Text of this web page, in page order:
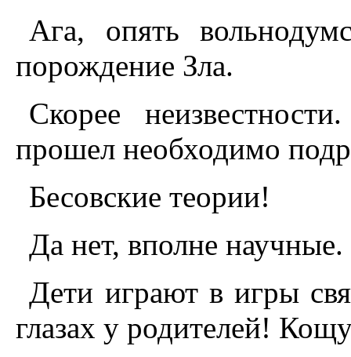
Ага, опять
порождение Зла.
Скорее
прошел необходимо
Бесовские теории!
Да нет, вполне научные.
Дети играют в игры
глазах у родителей!